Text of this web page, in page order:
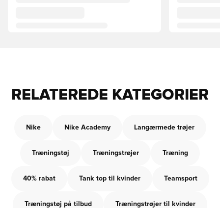
RELATEREDE KATEGORIER
Nike Nike Academy Langærmede trøjer
Træningstøj Træningstrøjer Træning
40% rabat Tank top til kvinder Teamsport
Træningstøj på tilbud Træningstrøjer til kvinder